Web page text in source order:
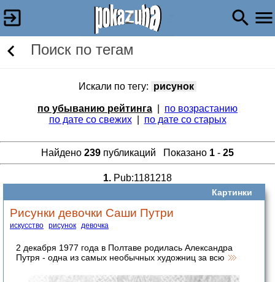
Поиск по тегам
Искали по тегу: рисунок
по убыванию рейтинга
по возрастанию
по дате со свежих| по дате со старых
Найдено 239 публикаций Показано 1 - 25
1. Pub:1181218
Картинки
Рисунки девочки Саши Путри
искусство рисунок девочка
2 декабря 1977 года в Полтаве родилась Александра
Путря - одна из самых необычных художниц за всю